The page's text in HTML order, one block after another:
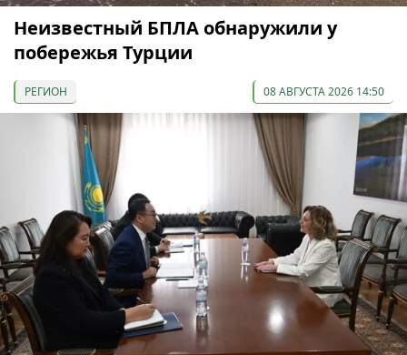
Неизвестный БПЛА обнаружили у
побережья Турции
РЕГИОН 08 АВГУСТА 2026 14:50